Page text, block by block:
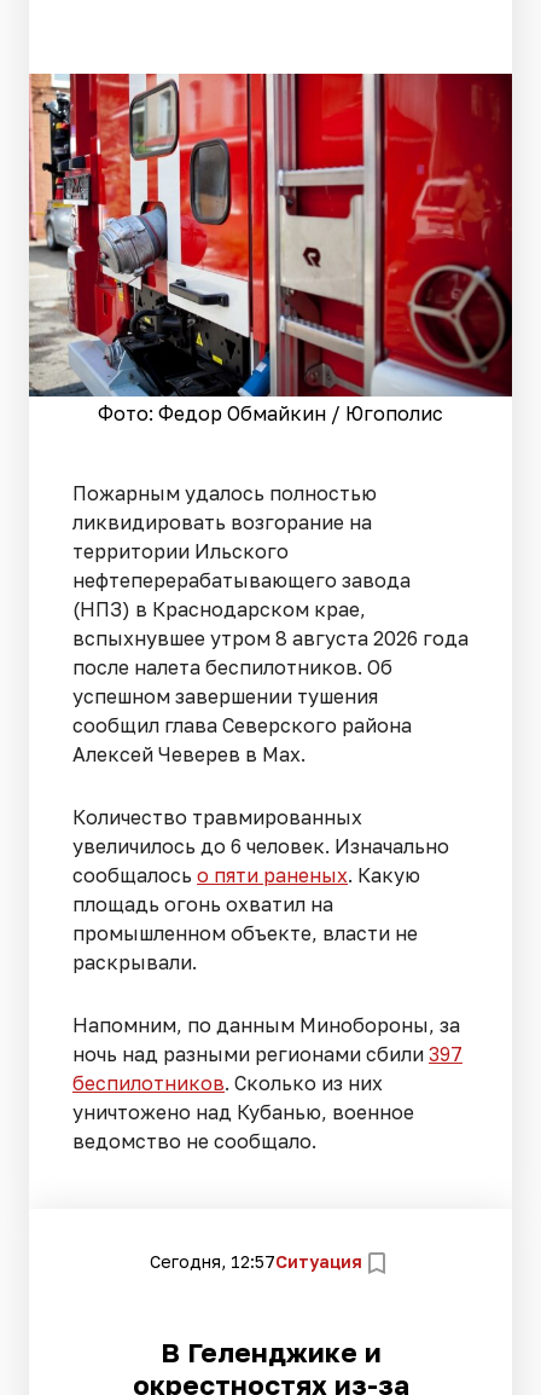
Фото: Федор Обмайкин / Югополис
Пожарным удалось полностью
ликвидировать возгорание на
территории Ильского
нефтеперерабатывающего завода
(НПЗ) в Краснодарском крае,
вспыхнувшее утром 8 августа 2026 года
после налета беспилотников. Об
успешном завершении тушения
сообщил глава Северского района
Алексей Чеверев в Max.
Количество травмированных
увеличилось до 6 человек. Изначально
сообщалось о пяти раненых. Какую
площадь огонь охватил на
промышленном объекте, власти не
раскрывали.
Напомним, по данным Минобороны, за
ночь над разными регионами сбили 397
беспилотников. Сколько из них
уничтожено над Кубанью, военное
ведомство не сообщало.
Сегодня, 12:57Ситуация
В Геленджике и
окрестностях из-за